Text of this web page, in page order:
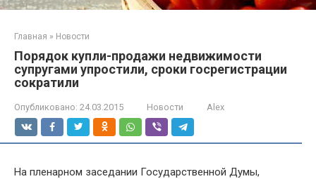
Главная » Новости
Порядок купли-продажи недвижимости
супругами упростили, сроки госрегистрации
сократили
Опубликовано: 24.03.2015 Новости Alex
На пленарном заседании Государственной Думы,